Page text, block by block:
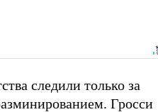
следили только за
Гросси